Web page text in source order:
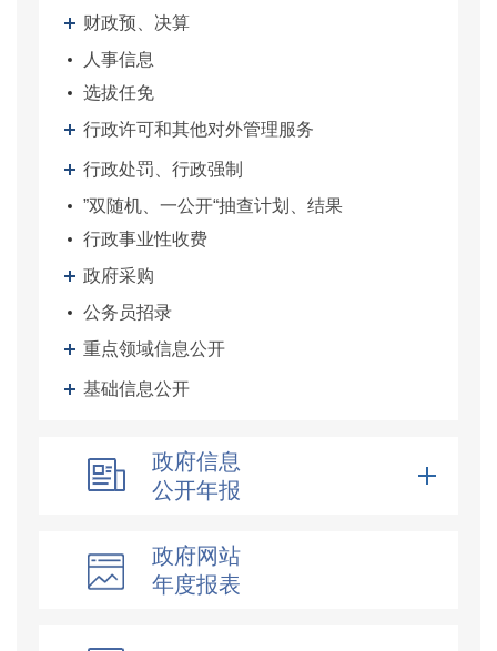
财政预、决算
人事信息
选拔任免
行政许可和其他对外管理服务
行政处罚、行政强制
”双随机、一公开“抽查计划、结果
行政事业性收费
政府采购
公务员招录
重点领域信息公开
基础信息公开
政府信息
公开年报
政府网站
年度报表